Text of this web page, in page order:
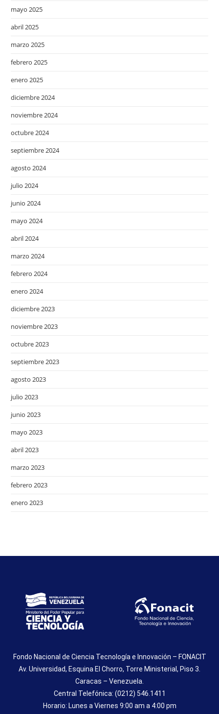
mayo 2025
abril 2025
marzo 2025
febrero 2025
enero 2025
diciembre 2024
noviembre 2024
octubre 2024
septiembre 2024
agosto 2024
julio 2024
junio 2024
mayo 2024
abril 2024
marzo 2024
febrero 2024
enero 2024
diciembre 2023
noviembre 2023
octubre 2023
septiembre 2023
agosto 2023
julio 2023
junio 2023
mayo 2023
abril 2023
marzo 2023
febrero 2023
enero 2023
Fondo Nacional de Ciencia Tecnología e Innovación – FONACIT
Av. Universidad, Esquina El Chorro, Torre Ministerial, Piso 3.
Caracas – Venezuela.
Central Telefónica: (0212) 546.1411
Horario: Lunes a Viernes 9:00 am a 4:00 pm